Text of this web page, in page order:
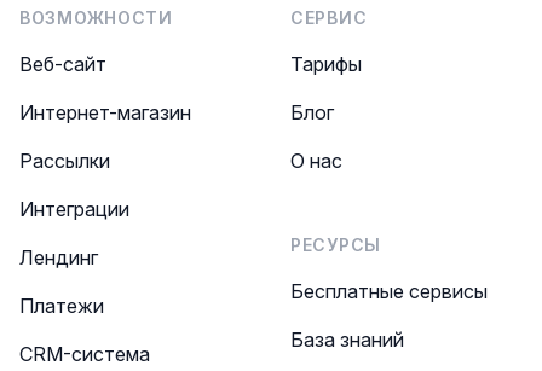
ВОЗМОЖНОСТИ
Веб-сайт
Интернет-магазин
Рассылки
Интеграции
Лендинг
Платежи
CRM-система
СЕРВИС
Тарифы
Блог
О нас
РЕСУРСЫ
Бесплатные сервисы
База знаний